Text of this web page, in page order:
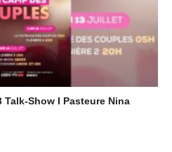
Show I Pasteure Nina